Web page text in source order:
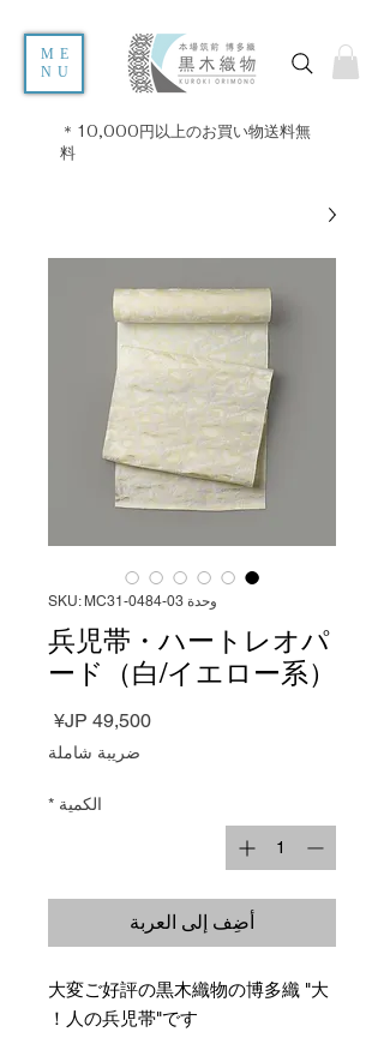
ME
NU
＊10,000円以上のお買い物送料無
料
وحدة SKU: MC31-0484-03
兵児帯・ハートレオパ
ード（白/イエロー系）
السعر
ضريبة شاملة
الكمية *
أضِف إلى العربة
大変ご好評の黒木織物の博多織 "大
人の兵児帯"です！